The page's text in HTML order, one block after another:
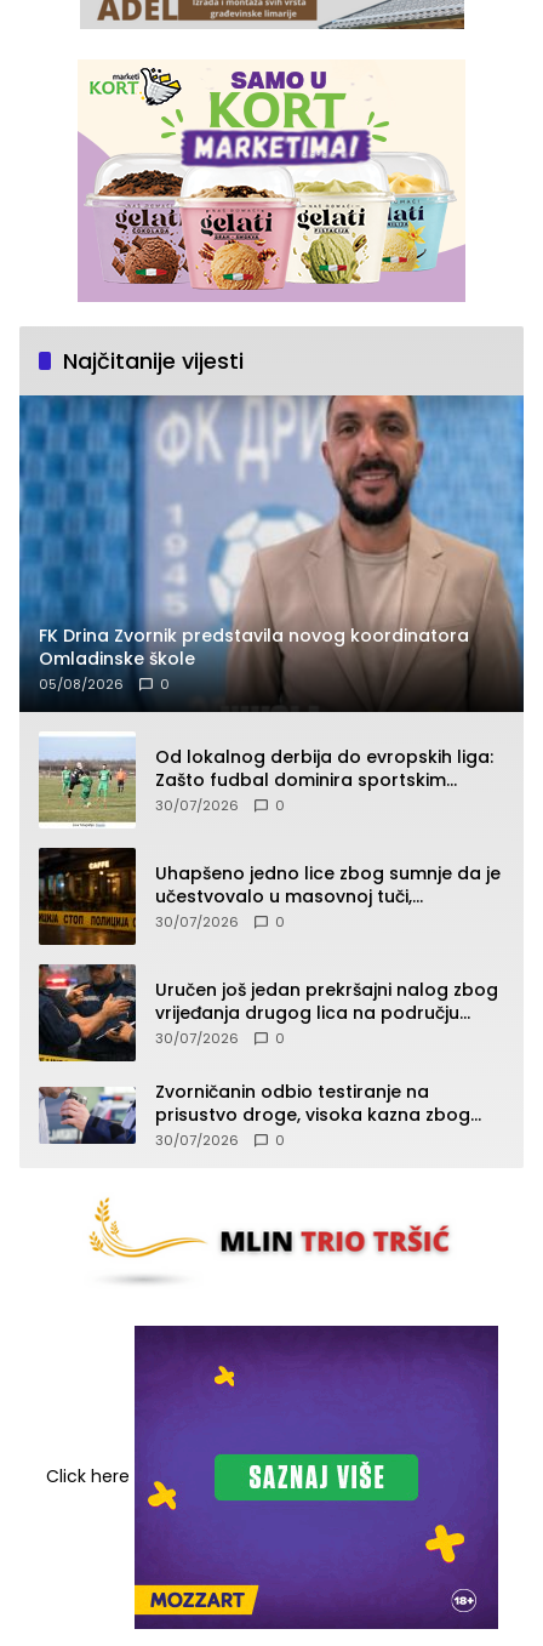
Najčitanije vijesti
FK Drina Zvornik predstavila novog koordinatora
Omladinske škole
05/08/2026 0
Od lokalnog derbija do evropskih liga:
Zašto fudbal dominira sportskim
klađenjem
30/07/2026 0
Uhapšeno jedno lice zbog sumnje da je
učestvovalo u masovnoj tuči,
maloljetnik zadobio povrede
30/07/2026 0
Uručen još jedan prekršajni nalog zbog
vrijeđanja drugog lica na području
Zvornika
30/07/2026 0
Zvorničanin odbio testiranje na
prisustvo droge, visoka kazna zbog
kršenja Zakona o osnovama
30/07/2026 0
Click here